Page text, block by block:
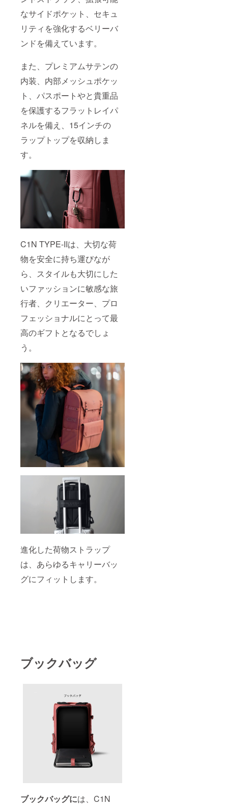
なサイドポケット、セキュ
リティを強化するベリーバ
ンドを備えています。
また、プレミアムサテンの
内装、内部メッシュポケッ
ト、パスポートやと貴重品
を保護するフラットレイパ
ネルを備え、15インチの
ラップトップを収納しま
す。
C1N TYPE-IIは、大切な荷
物を安全に持ち運びなが
ら、スタイルも大切にした
いファッションに敏感な旅
行者、クリエーター、プロ
フェッショナルにとって最
高のギフトとなるでしょ
う。
進化した荷物ストラップ
は、あらゆるキャリーバッ
グにフィットします。
ブックバッグ
ブックバッグには、C1N